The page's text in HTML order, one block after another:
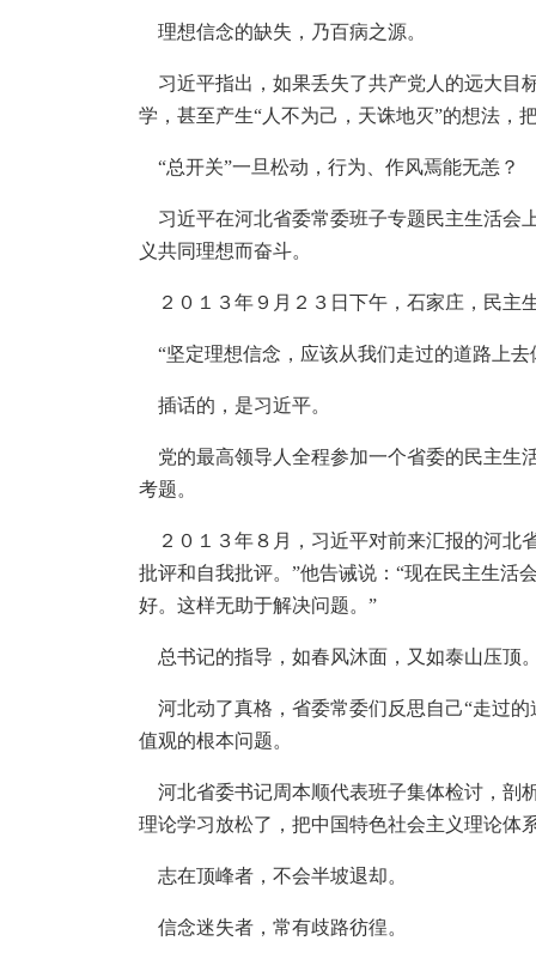
理想信念的缺失，乃百病之源。
习近平指出，如果丢失了共产党人的远大目
学，甚至产生“人不为己，天诛地灭”的想法，
“总开关”一旦松动，行为、作风焉能无恙？
习近平在河北省委常委班子专题民主生活会
义共同理想而奋斗。
２０１３年９月２３日下午，石家庄，民主
“坚定理想信念，应该从我们走过的道路上
插话的，是习近平。
党的最高领导人全程参加一个省委的民主生
考题。
２０１３年８月，习近平对前来汇报的河北
批评和自我批评。”他告诫说：“现在民主生活
好。这样无助于解决问题。”
总书记的指导，如春风沐面，又如泰山压顶
河北动了真格，省委常委们反思自己“走过
值观的根本问题。
河北省委书记周本顺代表班子集体检讨，剖
理论学习放松了，把中国特色社会主义理论体
志在顶峰者，不会半坡退却。
信念迷失者，常有歧路彷徨。